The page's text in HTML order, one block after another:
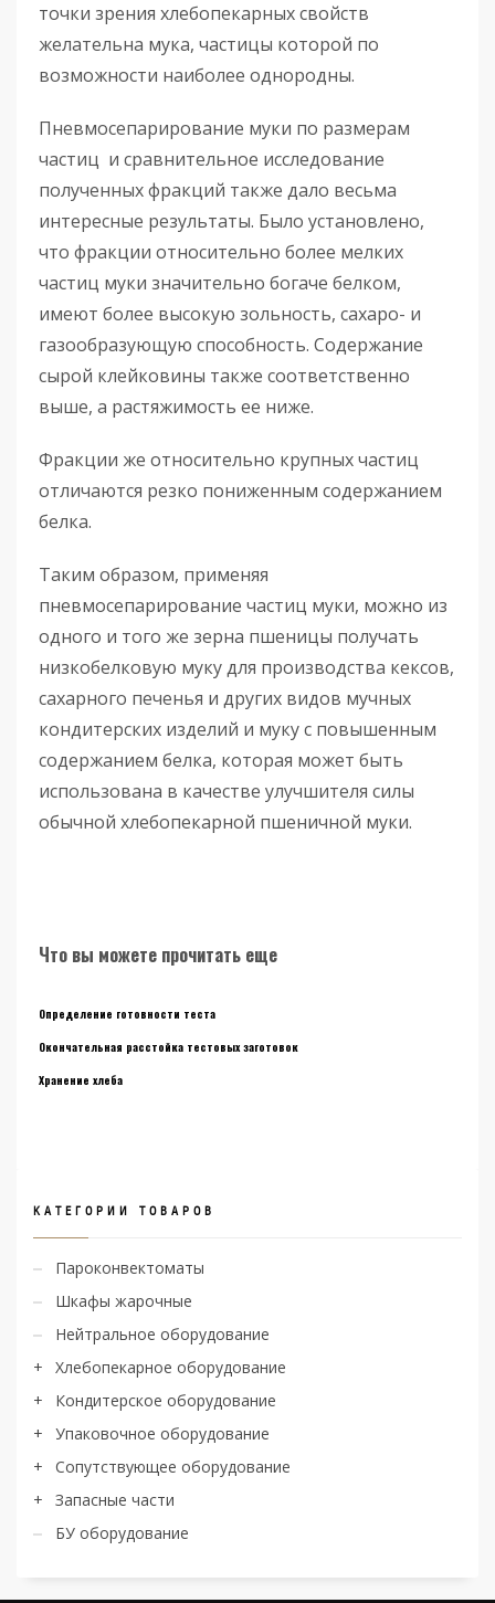
точки зрения хлебопекарных свойств
желательна мука, частицы которой по
возможности наиболее однородны.
Пневмосепарирование муки по размерам
частиц и сравнительное исследование
полученных фракций также дало весьма
интересные результаты. Было установлено,
что фракции относительно более мелких
частиц муки значительно богаче белком,
имеют более высокую зольность, сахаро- и
газообразующую способность. Содержание
сырой клейковины также соответственно
выше, а растяжимость ее ниже.
Фракции же относительно крупных частиц
отличаются резко пониженным содержанием
белка.
Таким образом, применяя
пневмосепарирование частиц муки, можно из
одного и того же зерна пшеницы получать
низкобелковую муку для производства кексов,
сахарного печенья и других видов мучных
кондитерских изделий и муку с повышенным
содержанием белка, которая может быть
использована в качестве улучшителя силы
обычной хлебопекарной пшеничной муки.
Что вы можете прочитать еще
Определение готовности теста
Окончательная расстойка тестовых заготовок
Хранение хлеба
КАТЕГОРИИ ТОВАРОВ
Пароконвектоматы
Шкафы жарочные
Нейтральное оборудование
Хлебопекарное оборудование
Кондитерское оборудование
Упаковочное оборудование
Сопутствующее оборудование
Запасные части
БУ оборудование